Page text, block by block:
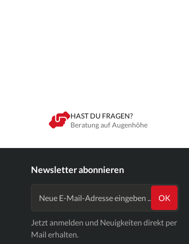
HAST DU FRAGEN?
Beratung auf Augenhöhe
Newsletter abonnieren
OK
Jetzt anmelden und Neuigkeiten direkt per
Mail erhalten.